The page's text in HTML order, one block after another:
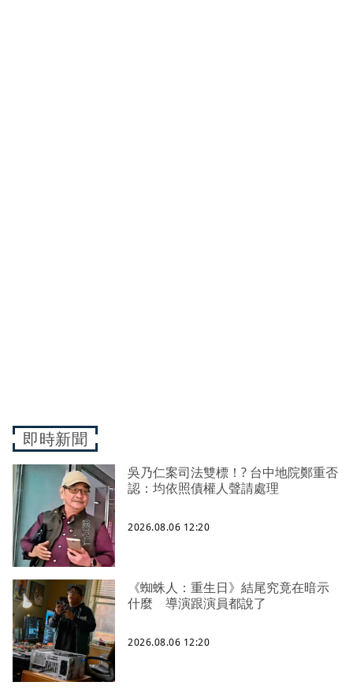
即時新聞
吳乃仁案司法雙標！? 台中地院鄭重否
認：均依照債權人聲請處理
2026.08.06 12:20
《蜘蛛人：重生日》結尾究竟在暗示
什麼 導演跟演員都說了
2026.08.06 12:20